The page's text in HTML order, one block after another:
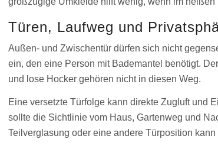
Türen, Laufweg und
Außen- und Zwischentür dürfen sich nicht
ein, den eine Person mit Bademantel benötigt.
und lose Hocker gehören nicht in diesen Weg.
Eine versetzte Türfolge kann direkte Zugluft und
sollte die Sichtlinie vom Haus, Gartenweg und
Teilverglasung oder eine andere Türposition